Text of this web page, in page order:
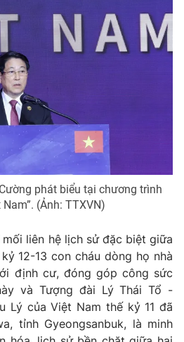
phát biểu tại chương trình
Nam”. (Ảnh: TTXVN)
liên hệ lịch sử đặc biệt giữa
12-13 con cháu dòng họ nhà
định cư, đóng góp công sức
và Tượng đài Lý Thái Tổ -
Lý của Việt Nam thế kỷ 11 đã
tỉnh Gyeongsanbuk, là minh